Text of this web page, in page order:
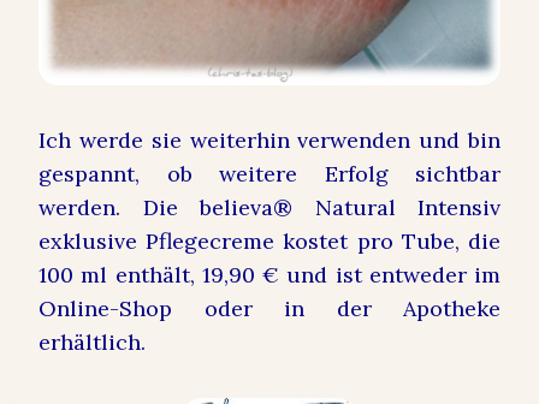
Ich werde sie weiterhin verwenden und bin
gespannt, ob weitere Erfolg sichtbar
werden. Diebelieva® Natural Intensiv
exklusive Pflegecreme kostet pro Tube, die
100 ml enthält, 19,90 € und ist entweder im
Online-Shop oder in der Apotheke
erhältlich.